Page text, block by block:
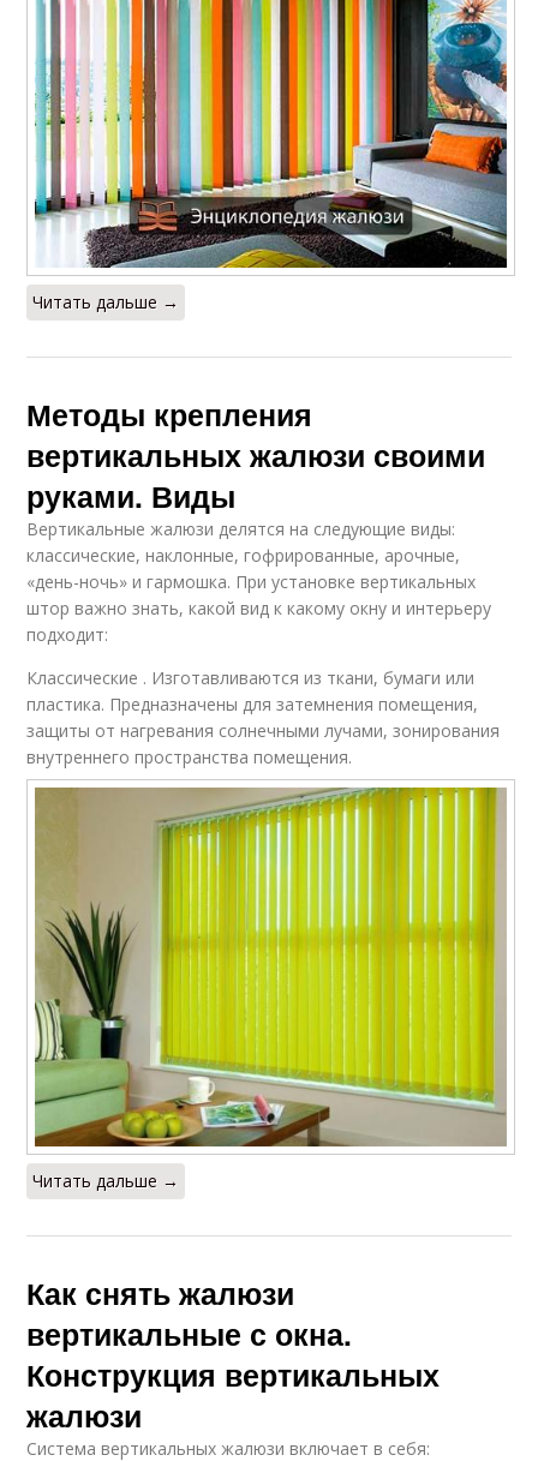
Читать дальше →
Методы крепления
вертикальных жалюзи своими
руками. Виды
Вертикальные жалюзи делятся на следующие виды:
классические, наклонные, гофрированные, арочные,
«день-ночь» и гармошка. При установке вертикальных
штор важно знать, какой вид к какому окну и интерьеру
подходит:
Классические . Изготавливаются из ткани, бумаги или
пластика. Предназначены для затемнения помещения,
защиты от нагревания солнечными лучами, зонирования
внутреннего пространства помещения.
Читать дальше →
Как снять жалюзи
вертикальные с окна.
Конструкция вертикальных
жалюзи
Система вертикальных жалюзи включает в себя: